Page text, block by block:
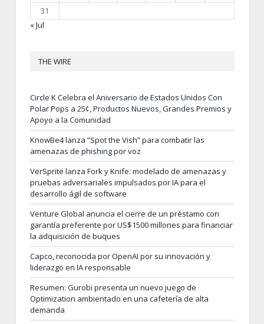
31
« Jul
THE WIRE
Circle K Celebra el Aniversario de Estados Unidos Con
Polar Pops a 25¢, Productos Nuevos, Grandes Premios y
Apoyo a la Comunidad
KnowBe4 lanza “Spot the Vish” para combatir las
amenazas de phishing por voz
VerSprite lanza Fork y Knife: modelado de amenazas y
pruebas adversariales impulsados por IA para el
desarrollo ágil de software
Venture Global anuncia el cierre de un préstamo con
garantía preferente por US$1500 millones para financiar
la adquisición de buques
Capco, reconocida por OpenAI por su innovación y
liderazgo en IA responsable
Resumen: Gurobi presenta un nuevo juego de
Optimization ambientado en una cafetería de alta
demanda